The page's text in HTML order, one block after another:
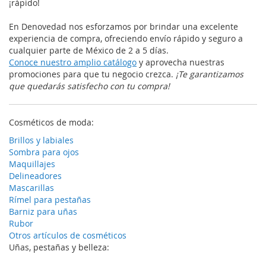
¡rápido!
En Denovedad nos esforzamos por brindar una excelente
experiencia de compra, ofreciendo envío rápido y seguro a
cualquier parte de México de 2 a 5 días.
Conoce nuestro amplio catálogo y aprovecha nuestras
promociones para que tu negocio crezca. ¡Te garantizamos
que quedarás satisfecho con tu compra!
Cosméticos de moda:
Brillos y labiales
Sombra para ojos
Maquillajes
Delineadores
Mascarillas
Rímel para pestañas
Barniz para uñas
Rubor
Otros artículos de cosméticos
Uñas, pestañas y belleza: